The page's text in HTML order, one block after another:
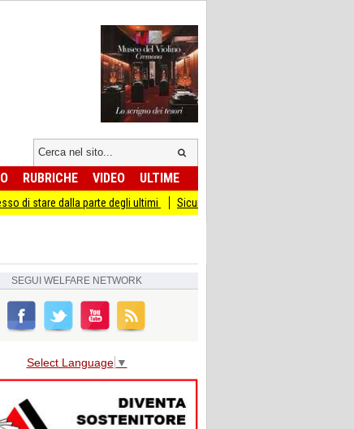
RUBRICHE VIDEO ULTIME
dalla parte degli ultimi Sicurezza I Giovani Democratici ribattono ai
SEGUI WELFARE NETWORK
Select Language ▼